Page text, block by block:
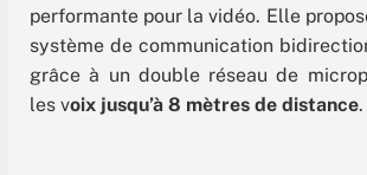
performante pour la vidéo. Elle
système de communication
grâce à un double réseau de
les voix jusqu’à 8 mètres de distance.